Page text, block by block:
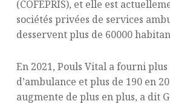
(COFEPRIS), et elle est
sociétés privées de services
desservent plus de 60000
En 2021, Pouls Vital a fourni plus
d’ambulance et plus de 190 en
augmente de plus en plus, a dit